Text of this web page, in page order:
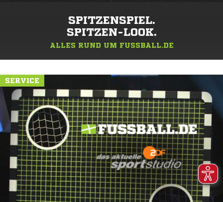
SPITZENSPIEL.
SPITZEN-LOOK.
ALLES RUND UM FUSSBALL.DE
SERVICE